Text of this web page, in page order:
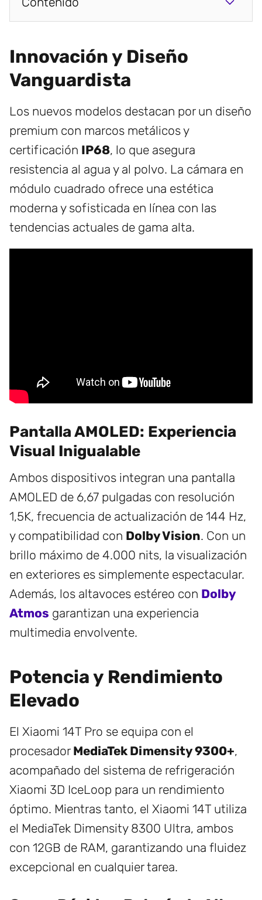
Innovación y Diseño
Vanguardista
Los nuevos modelos destacan por un diseño
premium con marcos metálicos y
certificación IP68, lo que asegura
resistencia al agua y al polvo. La cámara en
módulo cuadrado ofrece una estética
moderna y sofisticada en línea con las
tendencias actuales de gama alta.
Pantalla AMOLED: Experiencia
Visual Inigualable
Ambos dispositivos integran una pantalla
AMOLED de 6,67 pulgadas con resolución
1,5K, frecuencia de actualización de 144 Hz,
y compatibilidad con Dolby Vision. Con un
brillo máximo de 4.000 nits, la visualización
en exteriores es simplemente espectacular.
Además, los altavoces estéreo con Dolby
Atmos garantizan una experiencia
multimedia envolvente.
Potencia y Rendimiento
Elevado
El Xiaomi 14T Pro se equipa con el
procesador MediaTek Dimensity 9300+,
acompañado del sistema de refrigeración
Xiaomi 3D IceLoop para un rendimiento
óptimo. Mientras tanto, el Xiaomi 14T utiliza
el MediaTek Dimensity 8300 Ultra, ambos
con 12GB de RAM, garantizando una fluidez
excepcional en cualquier tarea.